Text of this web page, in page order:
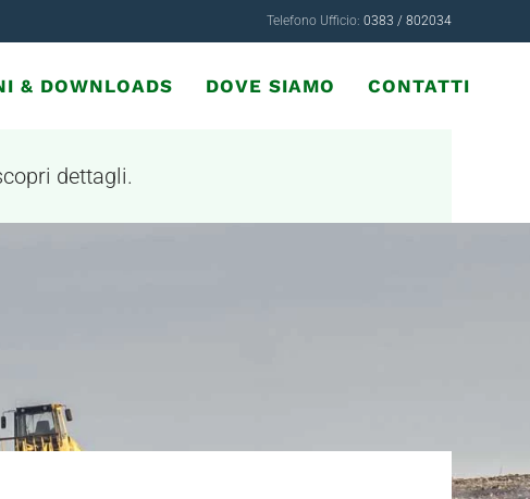
Telefono Ufficio: 0383 / 802034
& DOWNLOADS DOVE SIAMO CONTATTI
dettagli.